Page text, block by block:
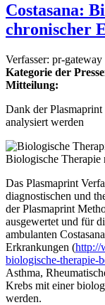
Costasana:
chronischer
Verfasser: pr-gateway
Kategorie der
Mitteilung:
Dank der
analysiert werden
Biologische Therapie
Das Plasmaprint
diagnostischen und
der Plasmaprint
ausgewertet und für
ambulanten
Erkrankungen (http://
biologische-therapie-
Asthma,
Krebs mit einer
werden.